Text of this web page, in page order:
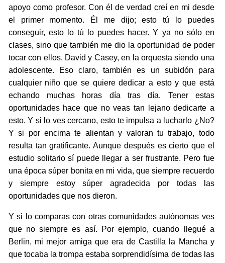
apoyo como profesor. Con él de verdad creí en mi desde
el primer momento. Él me dijo; esto tú lo puedes
conseguir, esto lo tú lo puedes hacer. Y ya no sólo en
clases, sino que también me dio la oportunidad de poder
tocar con ellos, David y Casey, en la orquesta siendo una
adolescente. Eso claro, también es un subidón para
cualquier niño que se quiere dedicar a esto y que está
echando muchas horas día tras día. Tener estas
oportunidades hace que no veas tan lejano dedicarte a
esto. Y si lo ves cercano, esto te impulsa a lucharlo ¿No?
Y si por encima te alientan y valoran tu trabajo, todo
resulta tan gratificante. Aunque después es cierto que el
estudio solitario sí puede llegar a ser frustrante. Pero fue
una época súper bonita en mi vida, que siempre recuerdo
y siempre estoy súper agradecida por todas las
oportunidades que nos dieron.
Y si lo comparas con otras comunidades autónomas ves
que no siempre es así. Por ejemplo, cuando llegué a
Berlin, mi mejor amiga que era de Castilla la Mancha y
que tocaba la trompa estaba sorprendidísima de todas las